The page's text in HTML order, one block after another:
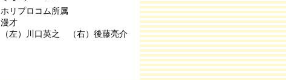
ホリプロコム所属
漫才
（左）川口英之 （右）後藤亮介